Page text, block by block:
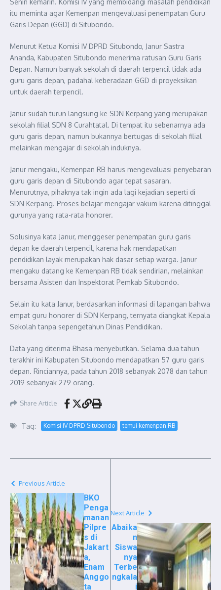
itu meminta agar Kemenpan mengevaluasi penempatan Guru
Garis Depan (GGD) di Situbondo.
Menurut Ketua Komisi IV DPRD Situbondo, Janur Sastra
Ananda, Kabupaten Situbondo menerima ratusan Guru Garis
Depan. Namun banyak sekolah di daerah terpencil tidak ada
guru garis depan, padahal keberadaan GGD di proyeksikan
untuk daerah terpencil.
Janur sudah turun langsung ke SDN Kerpang yang merupakan
sekolah filial SDN 8 Curahtatal. Di tempat itu sebenarnya ada
guru garis depan, namun bukannya bertugas di sekolah filial
melainkan mengajar di sekolah induknya.
Janur mengaku, Kemenpan RB harus mengevaluasi penyebaran
guru garis depan di Situbondo agar tepat sasaran.
Menurutnya, pihaknya tak ingin ada lagi kejadian seperti di
SDN Kerpang. Proses belajar mengajar vakum karena ditinggal
gurunya yang rata-rata honorer.
Solusinya kata Janur, menggeser penempatan guru garis
depan ke daerah terpencil, karena hak mendapatkan
pendidikan layak merupakan hak dasar setiap warga. Janur
mengaku datang ke Kemenpan RB tidak sendirian, melainkan
bersama Asisten dan Inspektorat Pemkab Situbondo.
Selain itu kata Janur, berdasarkan informasi di lapangan bahwa
empat guru honorer di SDN Kerpang, ternyata diangkat Kepala
Sekolah tanpa sepengetahun Dinas Pendidikan.
Data yang diterima Bhasa menyebutkan. Selama dua tahun
terakhir ini Kabupaten Situbondo mendapatkan 57 guru garis
depan. Rinciannya, pada tahun 2018 sebanyak 2078 dan tahun
2019 sebanyak 279 orang.
Share Article
Tag: Komisi IV DPRD Situbondo temui kemenpan RB
Previous Article
BKO
Penga
manan
Pilpre
s di
Jakart
a,
Enam
Anggo
ta
Next Article
Abaika
n
Siswa
nya
Terbe
ngkala
i